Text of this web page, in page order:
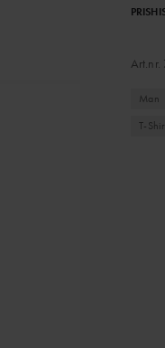
Art.nr.
Man
T-